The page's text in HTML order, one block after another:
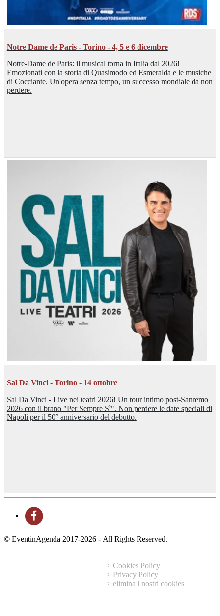
Notre Dame de Paris - Torino - 4, 5 e 6 dicembre
Notre-Dame de Paris: il musical torna in Italia dal 2026!
Emozionati con la storia di Quasimodo ed Esmeralda e le musiche
di Cocciante. Un'opera senza tempo, un successo mondiale da non
perdere.
Sal Da Vinci - Torino - 14 ottobre
Sal Da Vinci - Live nei teatri 2026! Un tour intimo post-Sanremo
2026 con il brano "Per Sempre Sì". Non perdere le date speciali di
Napoli per il 50° anniversario del debutto.
© EventinAgenda 2017-2026 - All Rights Reserved.
> Cookies Policy
> Privacy Policy
> elimina i nostri cookies